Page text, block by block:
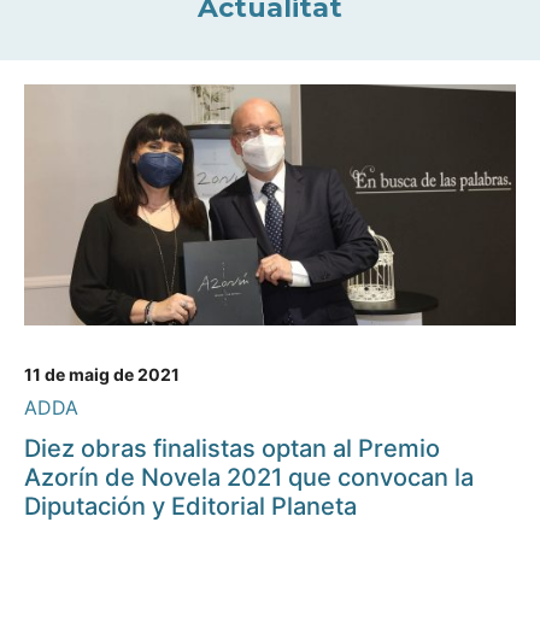
Actualitat
11 de maig de 2021
ADDA
Diez obras finalistas optan al Premio
Azorín de Novela 2021 que convocan la
Diputación y Editorial Planeta